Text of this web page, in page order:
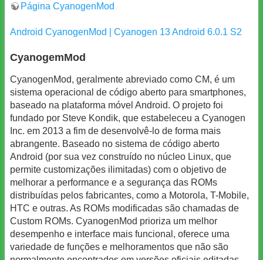
Página CyanogenMod
Android CyanogenMod | Cyanogen 13 Android 6.0.1 S2
CyanogemMod
CyanogenMod, geralmente abreviado como CM, é um
sistema operacional de código aberto para smartphones,
baseado na plataforma móvel Android. O projeto foi
fundado por Steve Kondik, que estabeleceu a Cyanogen
Inc. em 2013 a fim de desenvolvê-lo de forma mais
abrangente. Baseado no sistema de código aberto
Android (por sua vez construído no núcleo Linux, que
permite customizações ilimitadas) com o objetivo de
melhorar a performance e a segurança das ROMs
distribuídas pelos fabricantes, como a Motorola, T-Mobile,
HTC e outras. As ROMs modificadas são chamadas de
Custom ROMs. CyanogenMod prioriza um melhor
desempenho e interface mais funcional, oferece uma
variedade de funções e melhoramentos que não são